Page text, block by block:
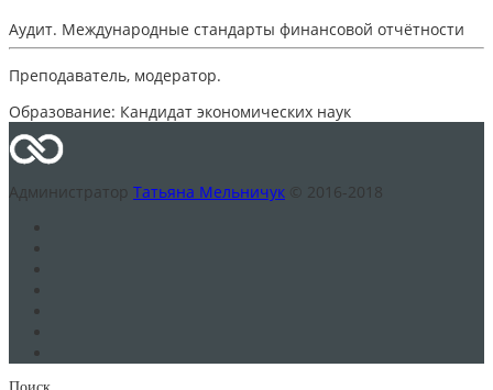
Аудит. Международные стандарты финансовой отчётности
Преподаватель, модератор.
Образование: Кандидат экономических наук
Администратор Татьяна Мельничук © 2016-2018